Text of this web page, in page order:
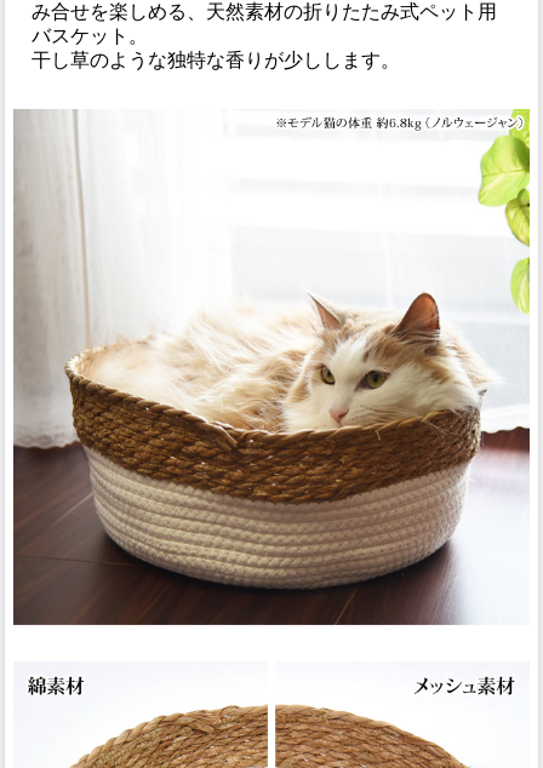
み合せを楽しめる、天然素材の折りたたみ式ペット用
バスケット。
干し草のような独特な香りが少しします。